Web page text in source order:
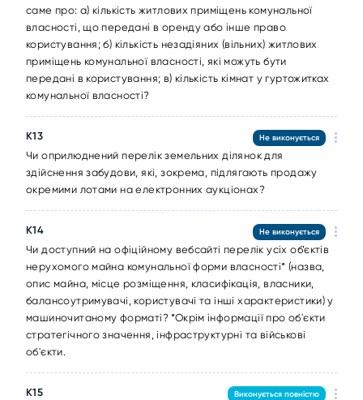
саме про: а) кількість житлових приміщень комунальної
власності, що передані в оренду або інше право
користування; б) кількість незадіяних (вільних) житлових
приміщень комунальної власності, які можуть бути
передані в користування; в) кількість кімнат у гуртожитках
комунальної власності?
К13
Чи оприлюднений перелік земельних ділянок для
здійснення забудови, які, зокрема, підлягають продажу
окремими лотами на електронних аукціонах?
Не виконується
К14
Чи доступний на офіційному вебсайті перелік усіх об’єктів
нерухомого майна комунальної форми власності* (назва,
опис майна, місце розміщення, класифікація, власники,
балансоутримувачі, користувачі та інші характеристики) у
машиночитаному форматі? *Окрім інформації про об'єкти
стратегічного значення, інфраструктурні та військові
об'єкти.
Не виконується
К15
Виконується повністю